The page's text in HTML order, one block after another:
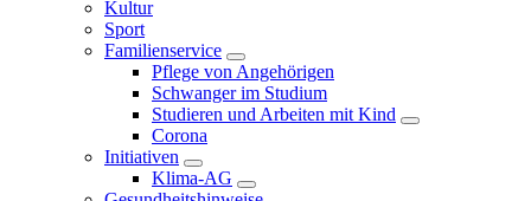
Kultur
Sport
Familienservice
Pflege von Angehörigen
Schwanger im Studium
Studieren und Arbeiten mit Kind
Corona
Initiativen
Klima-AG